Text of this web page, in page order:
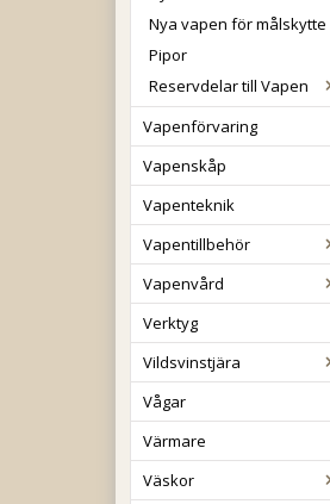
Nya vapen för målskytte
Pipor
Reservdelar till Vapen
Vapenförvaring
Vapenskåp
Vapenteknik
Vapentillbehör
Vapenvård
Verktyg
Vildsvinstjära
Vågar
Värmare
Väskor